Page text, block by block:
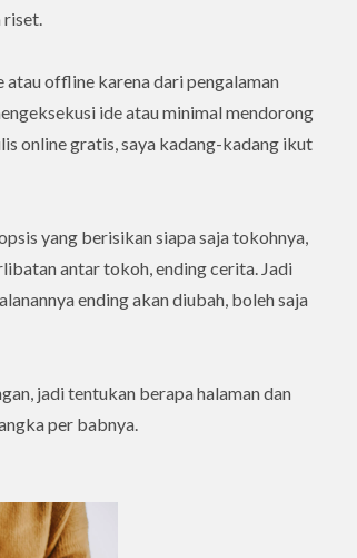
riset.
offline karena dari pengalaman
ide atau minimal mendorong
online gratis, saya kadang-kadang ikut
yang berisikan siapa saja tokohnya,
antar tokoh, ending cerita. Jadi
ending akan diubah, boleh saja
jadi tentukan berapa halaman dan
per babnya.